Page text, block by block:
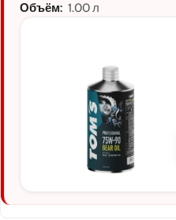
Объём: 1.00 л